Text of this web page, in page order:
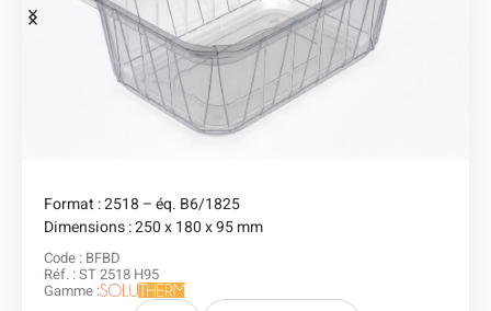
Format : 2518 – éq. B6/1825
Dimensions : 250 x 180 x 95 mm
Code : BFBD
Réf. : ST 2518 H95
Gamme :